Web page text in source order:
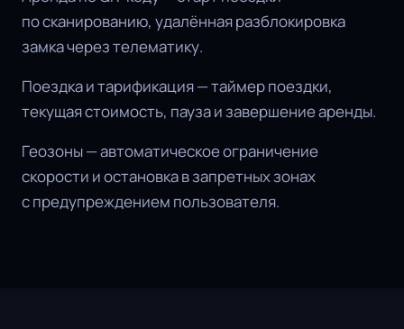
по сканированию, удалённая разблокировка
замка через телематику.
Поездка и тарификация — таймер поездки,
текущая стоимость, пауза и завершение аренды.
Геозоны — автоматическое ограничение
скорости и остановка в запретных зонах
с предупреждением пользователя.